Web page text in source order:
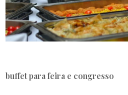
buffet para feira e congresso